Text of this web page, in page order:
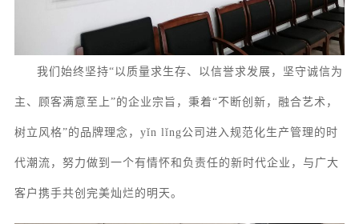
我们始终坚持“以质量求生存、以信誉求发展，坚守诚信为
主、顾客满意至上”的企业宗旨，秉着“不断创新，融合艺术，
树立风格”的品牌理念，yǐn lǐng公司进入规范化生产管理的时
代潮流，努力做到一个有情怀和负责任的新时代企业，与广大
客户携手共创完美灿烂的明天。